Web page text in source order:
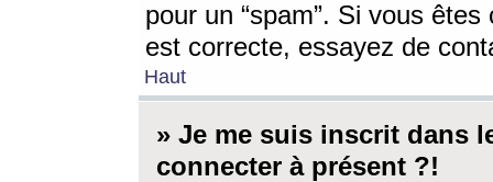
pour un “spam”. Si vous
est correcte, essayez de
Haut
» Je me suis inscrit dans
connecter à présent ?!